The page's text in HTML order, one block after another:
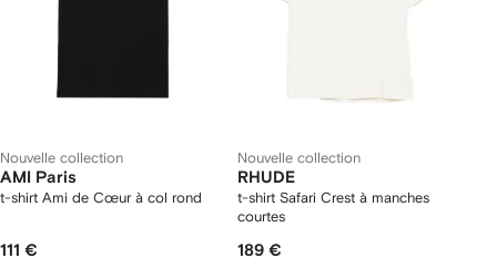
Nouvelle collection
AMI Paris
t-shirt Ami de Cœur à col rond
111 €
Nouvelle collection
RHUDE
t-shirt Safari Crest à manches
courtes
189 €